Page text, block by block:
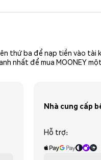
thứ ba để nạp tiền vào tài
nhất để mua MOONEY
Nhà cung cấp
Hỗ trợ: